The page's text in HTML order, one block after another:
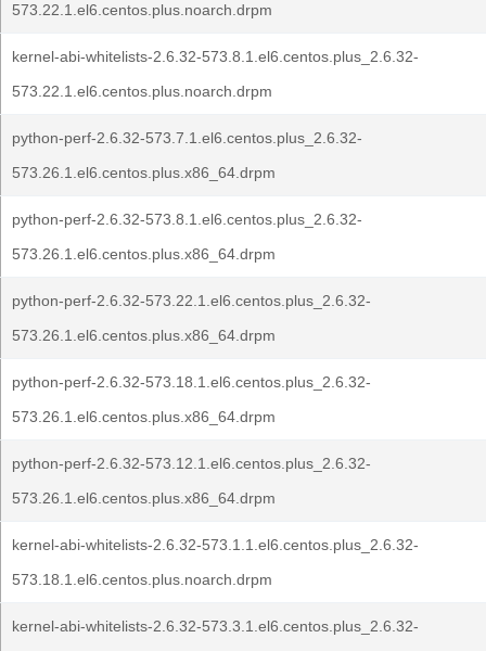
573.22.1.el6.centos.plus.noarch.drpm
kernel-abi-whitelists-2.6.32-573.8.1.el6.centos.plus_2.6.32-
573.22.1.el6.centos.plus.noarch.drpm
python-perf-2.6.32-573.7.1.el6.centos.plus_2.6.32-
573.26.1.el6.centos.plus.x86_64.drpm
python-perf-2.6.32-573.8.1.el6.centos.plus_2.6.32-
573.26.1.el6.centos.plus.x86_64.drpm
python-perf-2.6.32-573.22.1.el6.centos.plus_2.6.32-
573.26.1.el6.centos.plus.x86_64.drpm
python-perf-2.6.32-573.18.1.el6.centos.plus_2.6.32-
573.26.1.el6.centos.plus.x86_64.drpm
python-perf-2.6.32-573.12.1.el6.centos.plus_2.6.32-
573.26.1.el6.centos.plus.x86_64.drpm
kernel-abi-whitelists-2.6.32-573.1.1.el6.centos.plus_2.6.32-
573.18.1.el6.centos.plus.noarch.drpm
kernel-abi-whitelists-2.6.32-573.3.1.el6.centos.plus_2.6.32-